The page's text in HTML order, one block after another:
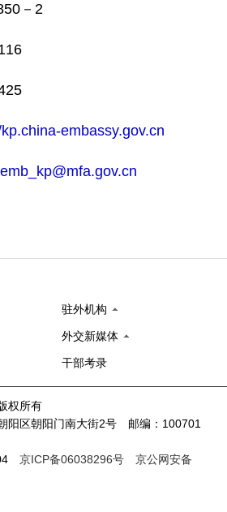
－2
embassy.gov.cn
驻外机构
外交新媒体
干部考录
权所有
阳区朝阳门南大街2号 邮编：100701
京ICP备06038296号
京公网安备